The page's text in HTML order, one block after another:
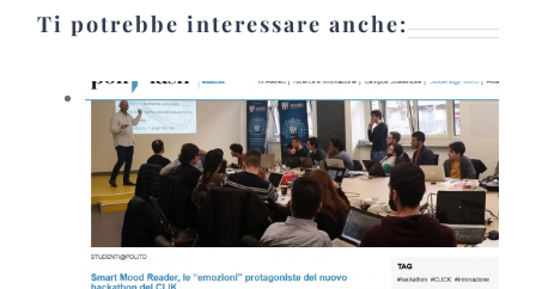
Ti potrebbe interessare anche: